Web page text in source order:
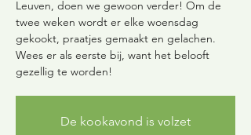
Leuven, doen we gewoon verder! Om de
twee weken wordt er elke woensdag
gekookt, praatjes gemaakt en gelachen.
Wees er als eerste bij, want het belooft
gezellig te worden!
De kookavond is volzet